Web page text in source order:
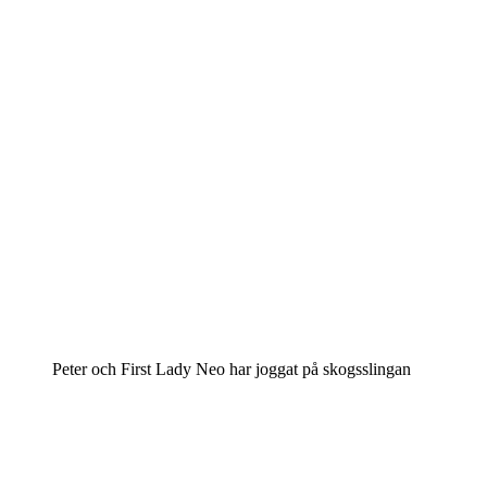
Peter och First Lady Neo har joggat på skogsslingan